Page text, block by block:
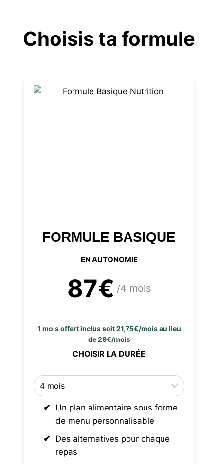
contenuChoisis ta formule
FORMULE BASIQUE
EN AUTONOMIE
87€ /4 mois
1 mois offert inclus soit 21,75€/mois au lieu
de 29€/mois
CHOISIR LA DURÉE
Un plan alimentaire sous forme
de menu personnalisable
Des alternatives pour chaque
repas